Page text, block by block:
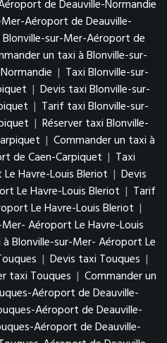
de Deauville-Normandie
Aéroport de Deauville-
Blonville-sur-Mer-Aéroport de
un taxi à Blonville-sur-
| Taxi Blonville-sur-
| Devis taxi Blonville-sur-
| Tarif taxi Blonville-sur-
| Réserver taxi Blonville-
| Commander un taxi à
de Caen-Carpiquet | Taxi
Havre-Louis Bleriot | Devis
Le Havre-Louis Bleriot | Tarif
Le Havre-Louis Bleriot |
Aéroport Le Havre-Louis
Blonville-sur-Mer- Aéroport Le
| Devis taxi Touques |
taxi Touques | Commander un
Aéroport de Deauville-
Aéroport de Deauville-
Aéroport de Deauville-